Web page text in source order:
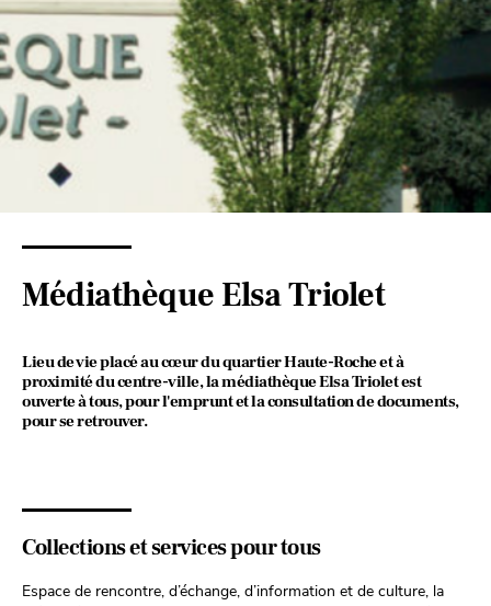
Médiathèque Elsa Triolet
Lieu de vie placé au cœur du quartier Haute-Roche et à
proximité du centre-ville, la médiathèque Elsa Triolet est
ouverte à tous, pour l'emprunt et la consultation de documents,
pour se retrouver.
Collections et services pour tous
Espace de rencontre, d’échange, d’information et de culture, la